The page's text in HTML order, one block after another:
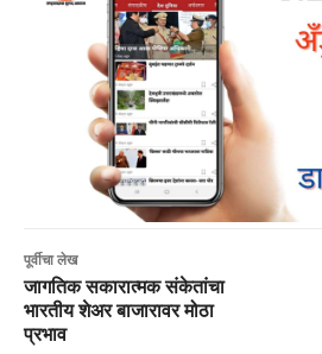
पूर्वीचा लेख
जागतिक सकारात्मक संकेतांचा
भारतीय शेअर बाजारावर मोठा
प्रभाव